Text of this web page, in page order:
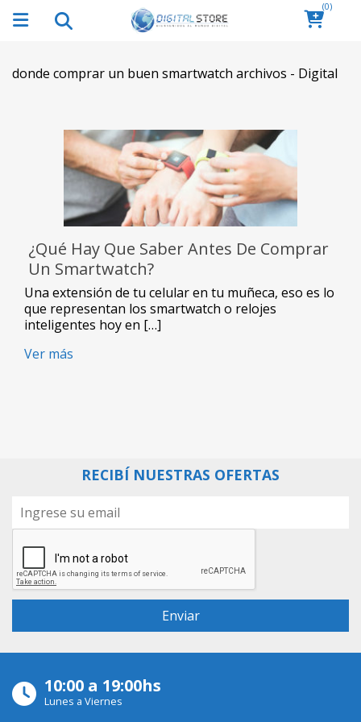
(0)
donde comprar un buen smartwatch archivos - Digital
¿Qué Hay Que Saber Antes De Comprar
Un Smartwatch?
Una extensión de tu celular en tu muñeca, eso es lo
que representan los smartwatch o relojes
inteligentes hoy en […]
Ver más
RECIBÍ NUESTRAS OFERTAS
10:00 a 19:00hs
Lunes a Viernes